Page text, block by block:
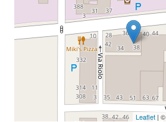
Seguici
su
Leaflet | ©